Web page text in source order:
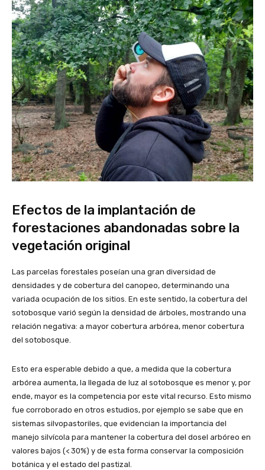
Efectos de la implantación de
forestaciones abandonadas sobre la
vegetación original
Las parcelas forestales poseían una gran diversidad de
densidades y de cobertura del canopeo, determinando una
variada ocupación de los sitios. En este sentido, la cobertura del
sotobosque varió según la densidad de árboles, mostrando una
relación negativa: a mayor cobertura arbórea, menor cobertura
del sotobosque.
Esto era esperable debido a que, a medida que la cobertura
arbórea aumenta, la llegada de luz al sotobosque es menor y, por
ende, mayor es la competencia por este vital recurso. Esto mismo
fue corroborado en otros estudios, por ejemplo se sabe que en
sistemas silvopastoriles, que evidencian la importancia del
manejo silvícola para mantener la cobertura del dosel arbóreo en
valores bajos (< 30%) y de esta forma conservar la composición
botánica y el estado del pastizal.